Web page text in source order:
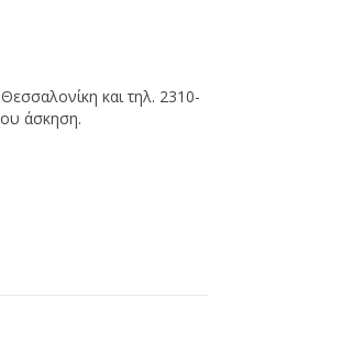
και τηλ. 2310-
άσκηση.